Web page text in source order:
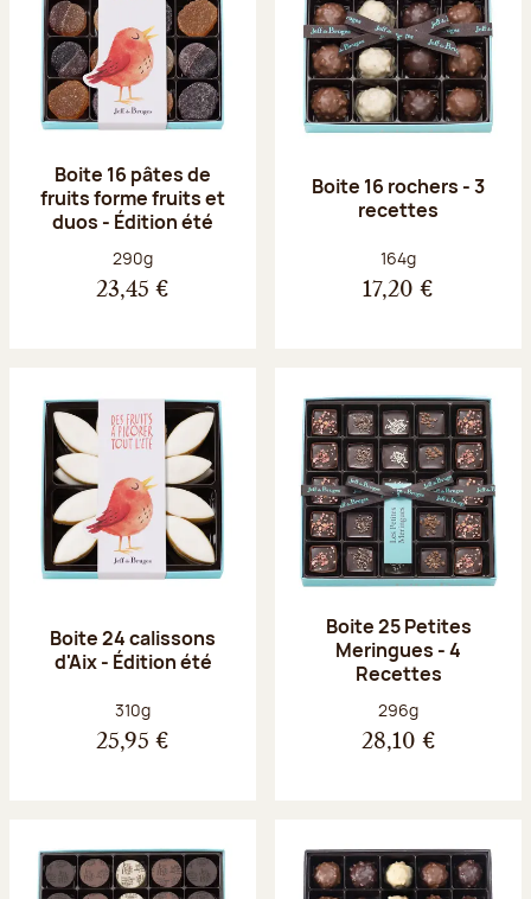
Boite 16 pâtes de
fruits forme fruits et
duos - Édition été
Poids net :
290g
23,45 €
Boite 16 rochers - 3
recettes
Poids net :
164g
17,20 €
Boite 24 calissons
d'Aix - Édition été
Poids net :
310g
25,95 €
Boite 25 Petites
Meringues - 4
Recettes
Poids net :
296g
28,10 €